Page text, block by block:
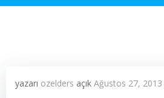
yazarı ozelders açık Ağustos 27, 2013